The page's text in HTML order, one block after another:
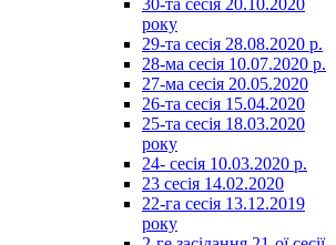
30-та сесія 20.10.2020
року
29-та сесія 28.08.2020 р.
28-ма сесія 10.07.2020 р.
27-ма сесія 20.05.2020
26-та сесія 15.04.2020
25-та сесія 18.03.2020
року
24- сесія 10.03.2020 р.
23 сесія 14.02.2020
22-га сесія 13.12.2019
року